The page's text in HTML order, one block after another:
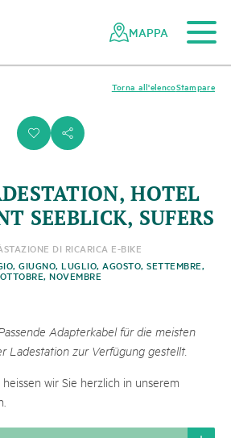
MAPPA
i s
Stampare
Torna all'elenco
HOTEL
SEEBLICK, SUFERS
STAZIONE DI RICARICA E-BIKE
GIUGNO, LUGLIO, AGOSTO, SETTEMBRE,
OTTOBRE, NOVEMBRE
Adapterkabel für die meisten
Ladestation zur Verfügung gestellt.
wir Sie herzlich in unserem